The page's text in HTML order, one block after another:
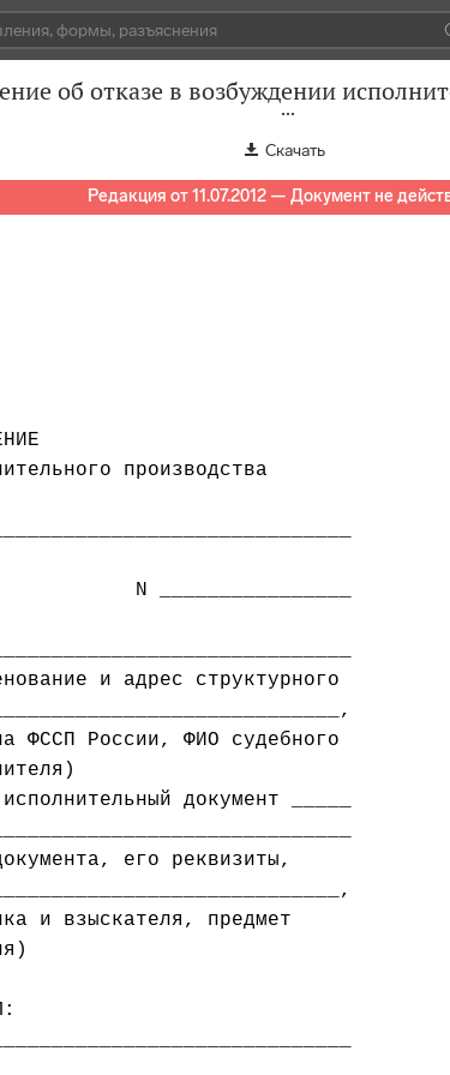
об отказе в возбуждении
Скачать
Редакция от 11.07.2012 — Документ не
производства
N ________________
и адрес структурного
ФССП России, ФИО судебного
документ _____
его реквизиты,
и взыскателя, предмет